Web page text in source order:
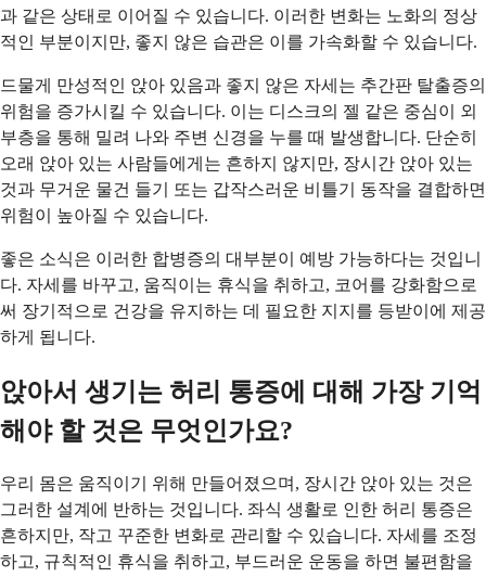
과 같은 상태로 이어질 수 있습니다. 이러한 변화는 노화의 정상
적인 부분이지만, 좋지 않은 습관은 이를 가속화할 수 있습니다.
드물게 만성적인 앉아 있음과 좋지 않은 자세는 추간판 탈출증의
위험을 증가시킬 수 있습니다. 이는 디스크의 젤 같은 중심이 외
부층을 통해 밀려 나와 주변 신경을 누를 때 발생합니다. 단순히
오래 앉아 있는 사람들에게는 흔하지 않지만, 장시간 앉아 있는
것과 무거운 물건 들기 또는 갑작스러운 비틀기 동작을 결합하면
위험이 높아질 수 있습니다.
좋은 소식은 이러한 합병증의 대부분이 예방 가능하다는 것입니
다. 자세를 바꾸고, 움직이는 휴식을 취하고, 코어를 강화함으로
써 장기적으로 건강을 유지하는 데 필요한 지지를 등받이에 제공
하게 됩니다.
앉아서 생기는 허리 통증에 대해 가장 기억
해야 할 것은 무엇인가요?
우리 몸은 움직이기 위해 만들어졌으며, 장시간 앉아 있는 것은
그러한 설계에 반하는 것입니다. 좌식 생활로 인한 허리 통증은
흔하지만, 작고 꾸준한 변화로 관리할 수 있습니다. 자세를 조정
하고, 규칙적인 휴식을 취하고, 부드러운 운동을 하면 불편함을